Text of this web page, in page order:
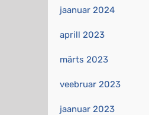
jaanuar 2024
aprill 2023
märts 2023
veebruar 2023
jaanuar 2023